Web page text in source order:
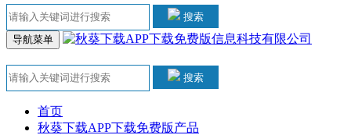
搜索
导航菜单
搜索
首页
秋葵下载APP下载免费版产品